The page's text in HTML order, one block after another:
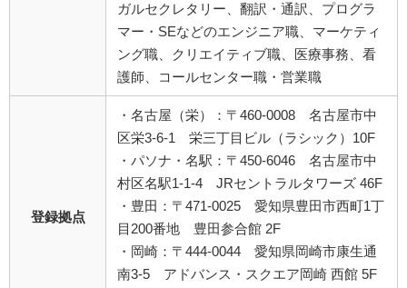
ガルセクレタリー、翻訳・通訳、プログラ
マー・SEなどのエンジニア職、マーケティ
ング職、クリエイティブ職、医療事務、看
護師、コールセンター職・営業職
登録拠点
・名古屋（栄）：〒460-0008 名古屋市中
区栄3-6-1 栄三丁目ビル（ラシック）10F
・パソナ・名駅：〒450-6046 名古屋市中
村区名駅1-1-4 JRセントラルタワーズ 46F
・豊田：〒471-0025 愛知県豊田市西町1丁
目200番地 豊田参合館 2F
・岡崎：〒444-0044 愛知県岡崎市康生通
南3-5 アドバンス・スクエア岡崎 西館 5F